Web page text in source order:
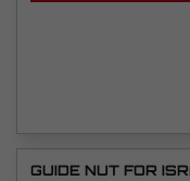
GUIDE NUT FOR